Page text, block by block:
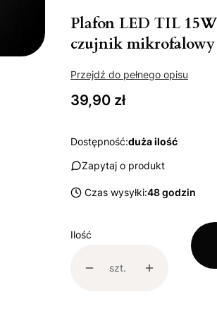
Plafon LED TIL
czujnik mikrofalowy
Przejdź do pełnego opisu
Cena
39,90 zł
Dostępność:duża ilość
Zapytaj o produkt
Czas wysyłki:48 godzin
Ilość
szt.